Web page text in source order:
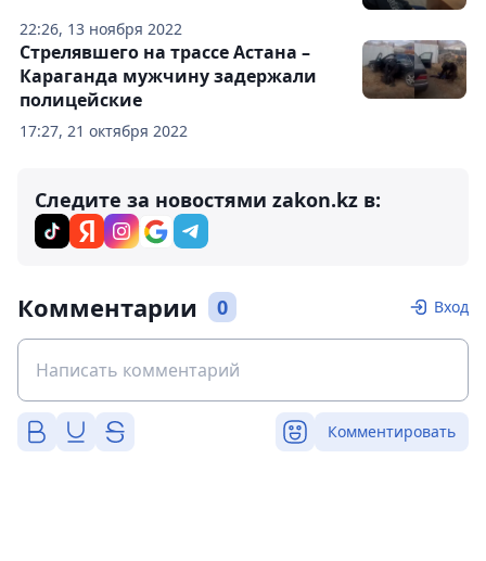
22:26, 13 ноября 2022
17:27, 21 октября 2022
Стрелявшего на трассе Астана –
Караганда мужчину задержали
полицейские
Следите за новостями zakon.kz в:
Комментарии 0 Вход
Комментировать